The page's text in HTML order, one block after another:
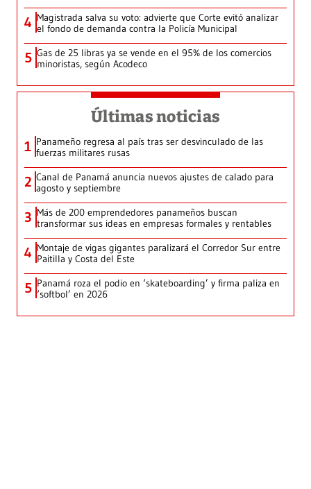
4 Magistrada salva su voto: advierte que Corte evitó analizar
el fondo de demanda contra la Policía Municipal
5 Gas de 25 libras ya se vende en el 95% de los comercios
minoristas, según Acodeco
Últimas noticias
1 Panameño regresa al país tras ser desvinculado de las
fuerzas militares rusas
2 Canal de Panamá anuncia nuevos ajustes de calado para
agosto y septiembre
3 Más de 200 emprendedores panameños buscan
transformar sus ideas en empresas formales y rentables
4 Montaje de vigas gigantes paralizará el Corredor Sur entre
Paitilla y Costa del Este
5 Panamá roza el podio en ‘skateboarding’ y firma paliza en
‘softbol’ en 2026